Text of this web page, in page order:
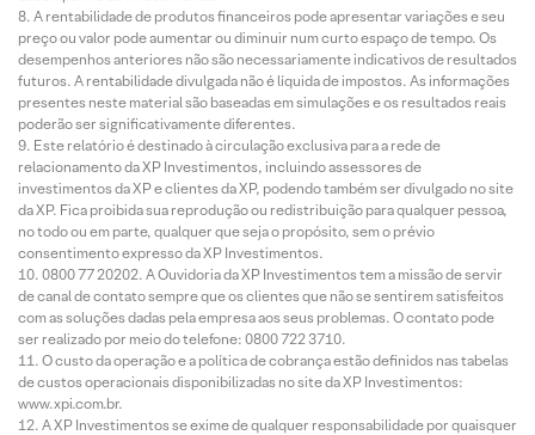
A rentabilidade de produtos financeiros pode apresentar variações e seu
preço ou valor pode aumentar ou diminuir num curto espaço de tempo. Os
desempenhos anteriores não são necessariamente indicativos de resultados
futuros. A rentabilidade divulgada não é líquida de impostos. As informações
presentes neste material são baseadas em simulações e os resultados reais
poderão ser significativamente diferentes.
Este relatório é destinado à circulação exclusiva para a rede de
relacionamento da XP Investimentos, incluindo assessores de
investimentos da XP e clientes da XP, podendo também ser divulgado no site
da XP. Fica proibida sua reprodução ou redistribuição para qualquer pessoa,
no todo ou em parte, qualquer que seja o propósito, sem o prévio
consentimento expresso da XP Investimentos.
0800 77 20202. A Ouvidoria da XP Investimentos tem a missão de servir
de canal de contato sempre que os clientes que não se sentirem satisfeitos
com as soluções dadas pela empresa aos seus problemas. O contato pode
ser realizado por meio do telefone: 0800 722 3710.
O custo da operação e a política de cobrança estão definidos nas tabelas
de custos operacionais disponibilizadas no site da XP Investimentos:
www.xpi.com.br.
A XP Investimentos se exime de qualquer responsabilidade por quaisquer